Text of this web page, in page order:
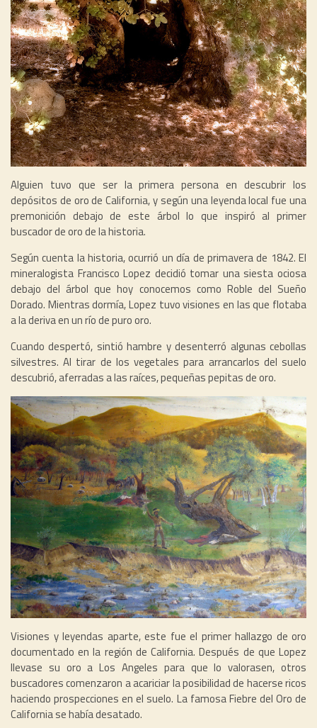
Alguien tuvo que ser la primera persona en descubrir los
depósitos de oro de California, y según una leyenda local fue una
premonición debajo de este árbol lo que inspiró al primer
buscador de oro de la historia.
Según cuenta la historia, ocurrió un día de primavera de 1842. El
mineralogista Francisco Lopez decidió tomar una siesta ociosa
debajo del árbol que hoy conocemos como Roble del Sueño
Dorado. Mientras dormía, Lopez tuvo visiones en las que flotaba
a la deriva en un río de puro oro.
Cuando despertó, sintió hambre y desenterró algunas cebollas
silvestres. Al tirar de los vegetales para arrancarlos del suelo
descubrió, aferradas a las raíces, pequeñas pepitas de oro.
Visiones y leyendas aparte, este fue el primer hallazgo de oro
documentado en la región de California. Después de que Lopez
llevase su oro a Los Angeles para que lo valorasen, otros
buscadores comenzaron a acariciar la posibilidad de hacerse ricos
haciendo prospecciones en el suelo. La famosa Fiebre del Oro de
California se había desatado.